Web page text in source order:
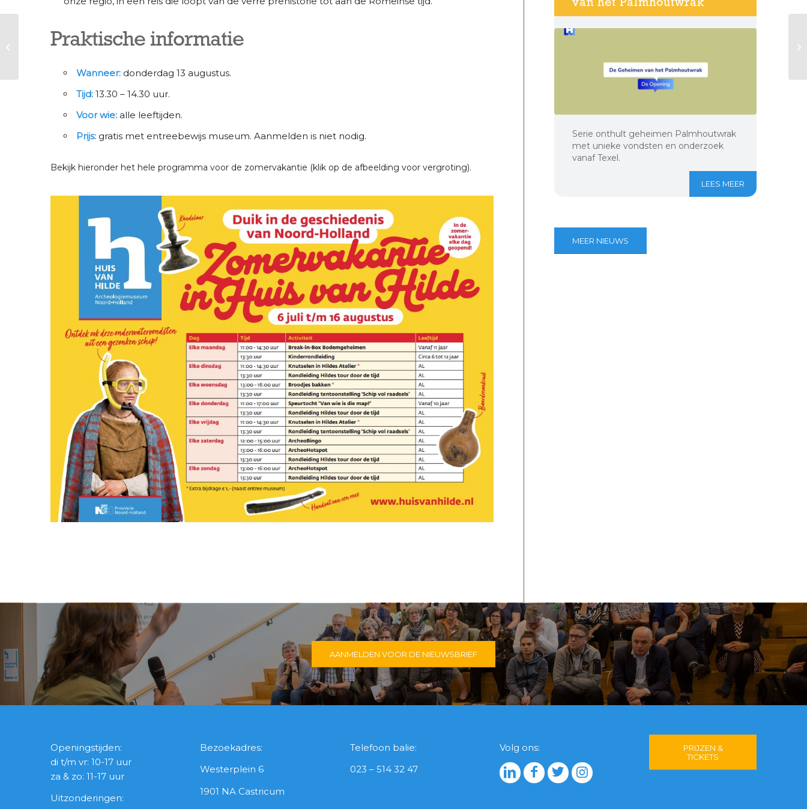
Praktische informatie
Wanneer:donderdag 13 augustus.
Tijd:13.30 – 14.30 uur.
Voor wie:alle leeftijden.
Prijs:gratis met entreebewijs museum. Aanmelden is niet nodig.
Bekijk hieronder het hele programma voor de zomervakantie (klik op de afbeelding voor vergroting).
Serie onthult geheimen Palmhoutwrak
met unieke vondsten en onderzoek
vanaf Texel.
LEES MEER
MEER NIEUWS
AANMELDEN VOOR DE NIEUWSBRIEF
Openingstijden:
di t/m vr: 10-17 uur
za & zo: 11-17 uur
Uitzonderingen:
Bezoekadres:
Westerplein 6
1901 NA Castricum
Telefoon balie:
023 – 514 32 47
Volg ons:
PRIJZEN &
TICKETS
Zomervakantie |
Rondleiding Hildes